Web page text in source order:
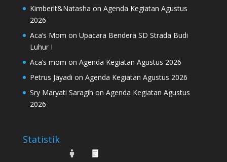
Kimberlt&Natasha on Agenda Kegiatan Agustus
2026
Aca’s Mom on Upacara Bendera SD Strada Budi
Luhur I
Aca’s mom on Agenda Kegiatan Agustus 2026
Petrus Jayadi on Agenda Kegiatan Agustus 2026
Sry Maryati Saragih on Agenda Kegiatan Agustus
2026
Statistik